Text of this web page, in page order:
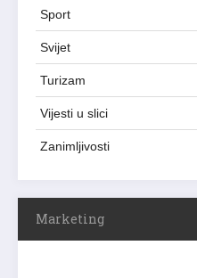
Sport
Svijet
Turizam
Vijesti u slici
Zanimljivosti
Marketing